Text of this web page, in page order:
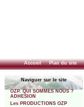
Accueil Plan du site
Naviguer sur le site
OZP. QUI SOMMES NOUS ?
ADHESION
Les PRODUCTIONS OZP